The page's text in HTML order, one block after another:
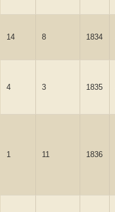
14 8 1834
4 3 1835
1 11 1836